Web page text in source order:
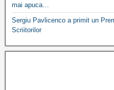
mai apuca…
Sergiu Pavlicenco a primit un
Scriitorilor